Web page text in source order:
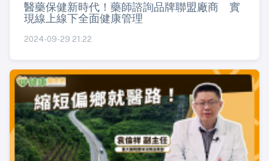
醫藥保健新時代！藥師諮詢品牌聯盟廠商 實
現線上線下全面健康管理
2024-09-29 21:22